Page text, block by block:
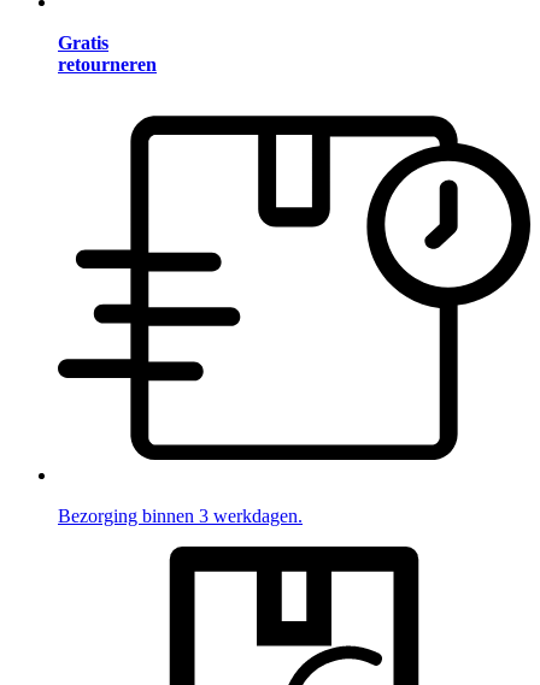
Gratis
retourneren
Bezorging binnen 3 werkdagen.